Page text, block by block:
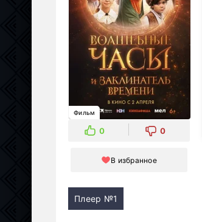
Фильм
0 0
В избранное
Плеер №1